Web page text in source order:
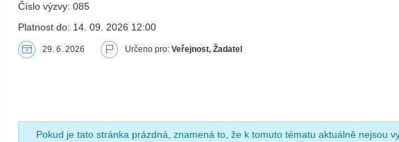
Číslo výzvy: 085
Platnost do: 14. 09. 2026 12:00
29. 6. 2026 Určeno pro:Veřejnost, Žadatel
Pokud je tato stránka prázdná, znamená to, že k tomuto tématu aktuálně nejsou